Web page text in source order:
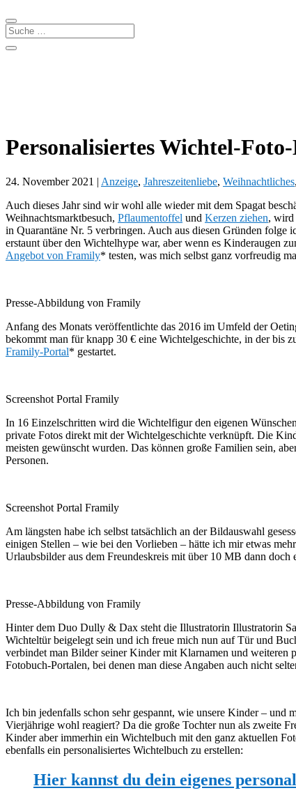
Personalisiertes Wichtel-
24. November 2021 | Anzeige, Jahreszeitenliebe, Weihnachtliches,
Auch dieses Jahr sind wir wohl alle wieder mit dem Spagat
Weihnachtsmarktbesuch, Pflaumentoffel und Kerzen ziehen, wird
in Quarantäne Nr. 5 verbringen. Auch aus diesen Gründen folge
erstaunt über den Wichtelhype war, aber wenn es Kinderaugen
Angebot von Framily* testen, was mich selbst ganz vorfreudig
Presse-Abbildung von Framily
Anfang des Monats veröffentlichte das 2016 im Umfeld der
bekommt man für knapp 30 € eine Wichtelgeschichte, in der bis
Framily-Portal* gestartet.
Screenshot Portal Framily
In 16 Einzelschritten wird die Wichtelfigur den eigenen
private Fotos direkt mit der Wichtelgeschichte verknüpft. Die
meisten gewünscht wurden. Das können große Familien sein,
Personen.
Screenshot Portal Framily
Am längsten habe ich selbst tatsächlich an der Bildauswahl
einigen Stellen – wie bei den Vorlieben – hätte ich mir etwas
Urlaubsbilder aus dem Freundeskreis mit über 10 MB dann doch
Presse-Abbildung von Framily
Hinter dem Duo Dully & Dax steht die Illustratorin Illustratorin
Wichteltür beigelegt sein und ich freue mich nun auf Tür und
verbindet man Bilder seiner Kinder mit Klarnamen und weiteren
Fotobuch-Portalen, bei denen man diese Angaben auch nicht
Ich bin jedenfalls schon sehr gespannt, wie unsere Kinder – und
Vierjährige wohl reagiert? Da die große Tochter nun als zweite
Kinder aber immerhin ein Wichtelbuch mit den ganz aktuellen
ebenfalls ein personalisiertes Wichtelbuch zu erstellen:
Hier kannst du dein eigenes